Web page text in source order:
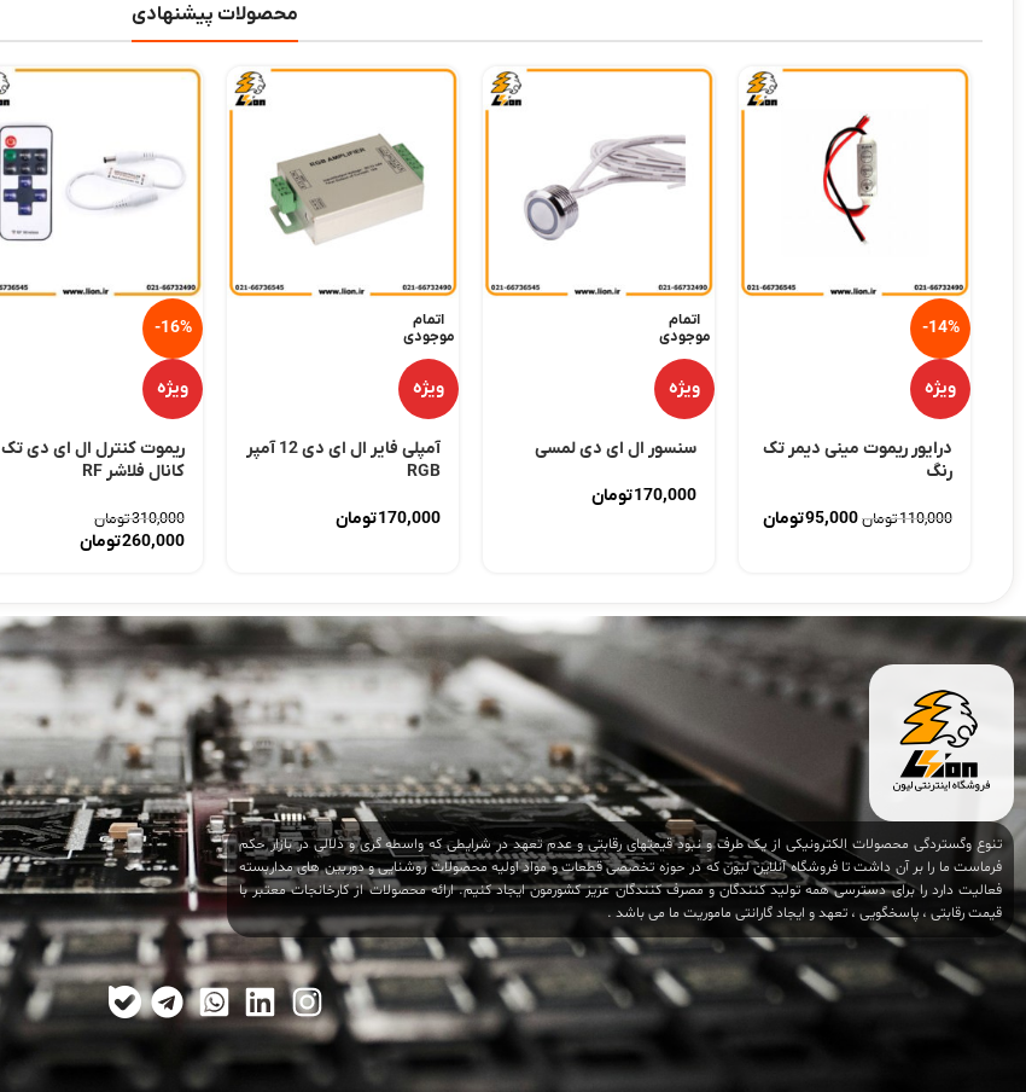
محصولات پیشنهادی
-14%
ویژه
درایور ریموت مینی دیمر تک
رنگ
110,000تومان95,000تومان
اتمام
موجودی
ویژه
سنسور ال ای دی لمسی
170,000تومان
اتمام
موجودی
ویژه
آمپلی فایر ال ای دی 12 آمپر
RGB
170,000تومان
-16%
ویژه
ریموت کنترل ال ای دی تک
کانال فلاشر RF
310,000تومان
260,000تومان
تنوع وگستردگی محصولات الکترونیکی از یک طرف و نبود قیمتهای رقابتی و عدم تعهد در شرایطی که واسطه گری و دلالی در بازار حکم
فرماست ما را بر آن داشت تا فروشگاه آنلاین لیون که در حوزه تخصصی قطعات و مواد اولیه محصولات روشنایی و دوربین های مداربسته
فعالیت دارد را برای دسترسی همه تولید کنندگان و مصرف کنندگان عزیز کشورمون ایجاد کنیم. ارائه محصولات از کارخانجات معتبر با
قیمت رقابتی ، پاسخگویی ، تعهد و ایجاد گارانتی ماموریت ما می باشد .